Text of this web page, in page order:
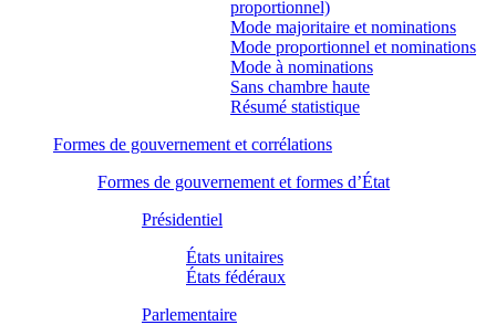
proportionnel)
Mode majoritaire et nominations
Mode proportionnel et nominations
Mode à nominations
Sans chambre haute
Résumé statistique
Formes de gouvernement et corrélations
Formes de gouvernement et formes d’État
Présidentiel
États unitaires
États fédéraux
Parlementaire